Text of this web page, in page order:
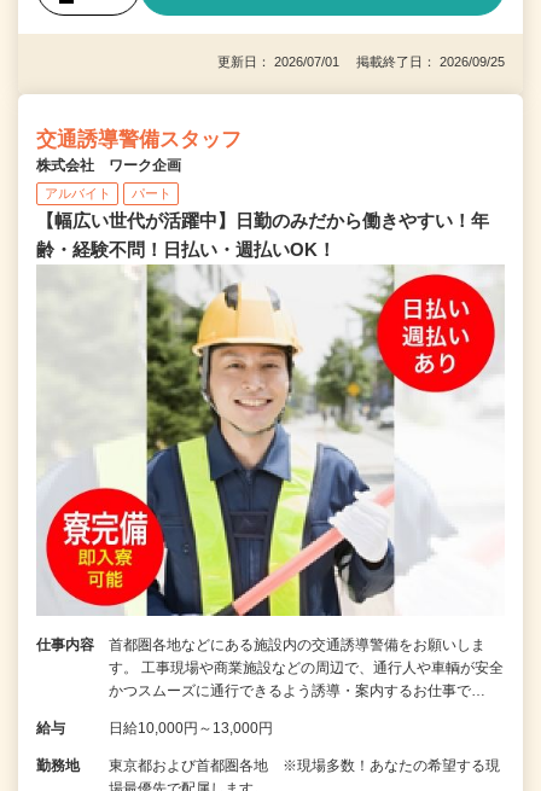
更新日： 2026/07/01 掲載終了日： 2026/09/25
交通誘導警備スタッフ
株式会社 ワーク企画
アルバイト パート
【幅広い世代が活躍中】日勤のみだから働きやすい！年
齢・経験不問！日払い・週払いOK！
仕事内容
首都圏各地などにある施設内の交通誘導警備をお願いしま
す。 工事現場や商業施設などの周辺で、通行人や車輌が安全
かつスムーズに通行できるよう誘導・案内するお仕事で…
給与 日給10,000円～13,000円
勤務地
東京都および首都圏各地 ※現場多数！あなたの希望する現